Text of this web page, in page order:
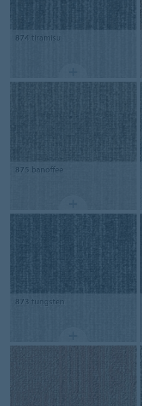
874 tiramisu
875 banoffee
873 tungsten